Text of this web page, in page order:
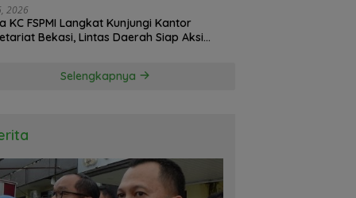
2026
KC FSPMI Langkat Kunjungi Kantor
Bekasi, Lintas Daerah Siap Aksi
Selengkapnya